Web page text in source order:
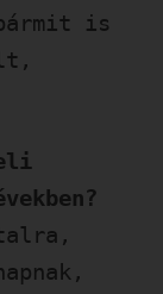
is